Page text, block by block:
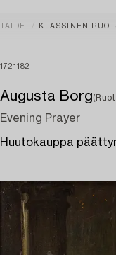
TAIDE KLASSINEN
1721182
Augusta Borg
Evening Prayer
Huutokauppa